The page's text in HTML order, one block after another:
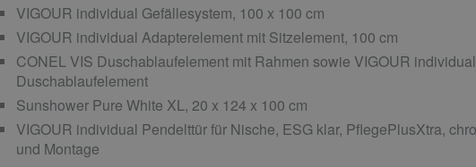
VIGOUR individual Gefällesystem, 100 x 100 cm
VIGOUR individual Adapterelement mit Sitzelement, 100 cm
CONEL VIS Duschablaufelement mit Rahmen sowie VIGOUR
Duschablaufelement
Sunshower Pure White XL, 20 x 124 x 100 cm
VIGOUR individual Pendelttür für Nische, ESG klar, PflegePlusXtra,
und Montage